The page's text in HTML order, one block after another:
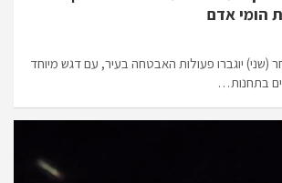
הומי אדם
(שני) יוגברו פעולות האבטחה בעיר, עם דגש מיוחד
בתחנות…